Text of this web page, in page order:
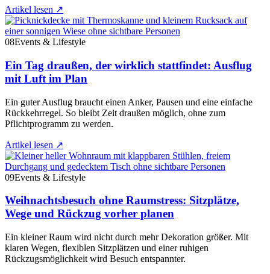
Artikel lesen ↗
08Events & Lifestyle
Ein Tag draußen, der wirklich stattfindet: Ausflug
mit Luft im Plan
Ein guter Ausflug braucht einen Anker, Pausen und eine einfache
Rückkehrregel. So bleibt Zeit draußen möglich, ohne zum
Pflichtprogramm zu werden.
Artikel lesen ↗
09Events & Lifestyle
Weihnachtsbesuch ohne Raumstress: Sitzplätze,
Wege und Rückzug vorher planen
Ein kleiner Raum wird nicht durch mehr Dekoration größer. Mit
klaren Wegen, flexiblen Sitzplätzen und einer ruhigen
Rückzugsmöglichkeit wird Besuch entspannter.